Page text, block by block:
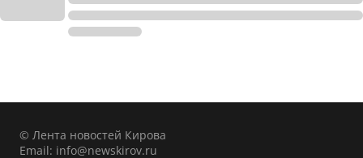
© Лента новостей Кирова
Email: info@newskirov.ru